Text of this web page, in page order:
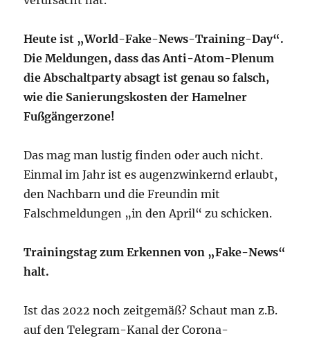
Heute ist „World-Fake-News-Training-Day“.
Die Meldungen, dass das Anti-Atom-Plenum
die Abschaltparty absagt ist genau so falsch,
wie die Sanierungskosten der Hamelner
Fußgängerzone!
Das mag man lustig finden oder auch nicht.
Einmal im Jahr ist es augenzwinkernd erlaubt,
den Nachbarn und die Freundin mit
Falschmeldungen „in den April“ zu schicken.
Trainingstag zum Erkennen von „Fake-News“
halt.
Ist das 2022 noch zeitgemäß? Schaut man z.B.
auf den Telegram-Kanal der Corona-